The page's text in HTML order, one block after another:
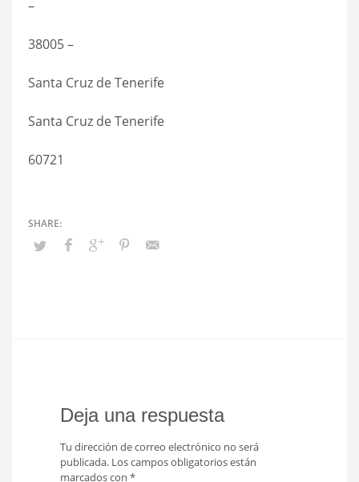
–
38005 –
Santa Cruz de Tenerife
Santa Cruz de Tenerife
60721
Deja una respuesta
Tu dirección de correo electrónico no será
publicada. Los campos obligatorios están
marcados con *